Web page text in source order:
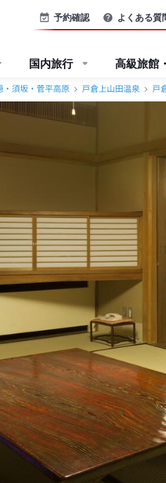
予約確認 よくある質
国内旅行 高級旅館
・須坂・菅平高原 戸倉上山田温泉 戸